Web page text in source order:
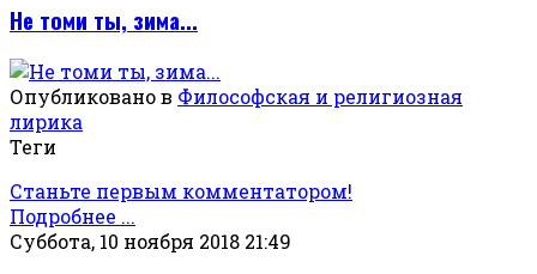
Не томи ты, зима...
Опубликовано в Философская и религиозная
лирика
Теги
Станьте первым комментатором!
Подробнее ...
Суббота, 10 ноября 2018 21:49